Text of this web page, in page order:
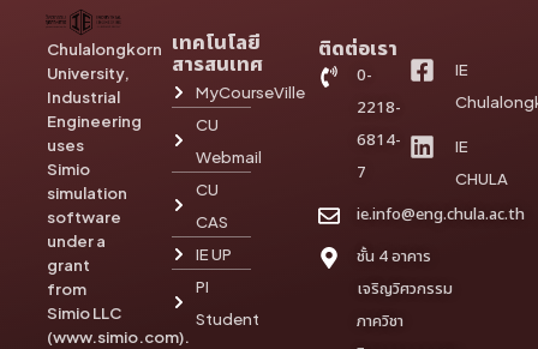
Chulalongkorn
University,
Industrial
Engineering
uses
Simio
simulation
software
under a
grant
from
Simio LLC
(www.simio.com).
เทคโนโลยี
สารสนเทศ
MyCourseVille
CU
Webmail
CU
CAS
IE UP
PI
Student
ติดต่อเรา
0-
2218-
6814-
7
ie.info@eng.chula.ac.th
ชั้น 4 อาคาร
เจริญวิศวกรรม
ภาควิชา
IE
IE
CHULA